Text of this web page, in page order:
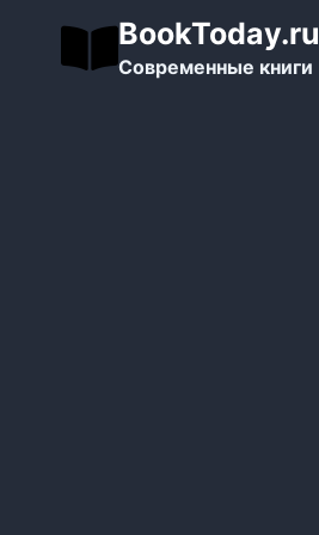
содержимому
BookToday.ru
Современные книги